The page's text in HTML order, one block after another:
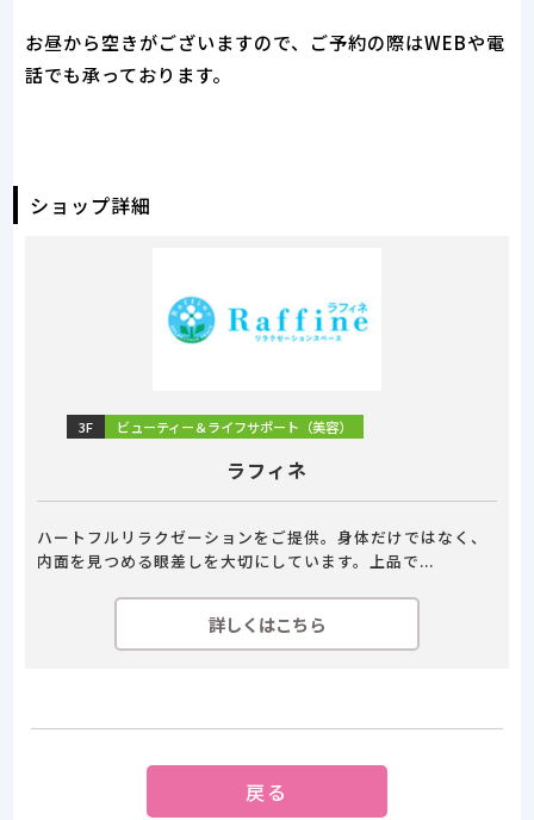
お昼から空きがございますので、ご予約の際はWEBや電
話でも承っております。
ショップ詳細
3F ビューティー＆ライフサポート（美容）
ラフィネ
ハートフルリラクゼーションをご提供。身体だけではなく、
内面を見つめる眼差しを大切にしています。上品で...
詳しくはこちら
戻る